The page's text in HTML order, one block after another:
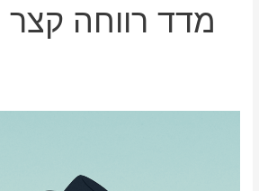
מדד רווחה קצר